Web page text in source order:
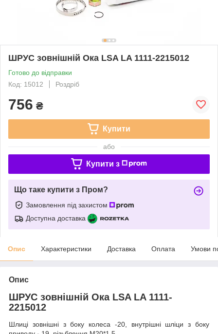
ШРУС зовнішній Ока LSA LA 1111-2215012
Готово до відправки
Код: 15012
Роздріб
756 ₴
Купити
або
Купити з
Що таке купити з Пром?
Замовлення під захистом
Доступна доставка
Опис Характеристики Доставка Оплата Умови
Опис
ШРУС зовнішній Ока LSA LA 1111-
2215012
Шлиці зовнішні з боку колеса -20, внутрішні шліци з боку